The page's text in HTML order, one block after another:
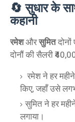
🔄 सुधार के
कहानी
रमेशऔरसुमित
दोनौं की सैलरी
रमेश ने हर
किए, जहाँ उसे
सुमित ने हर
लगाया।